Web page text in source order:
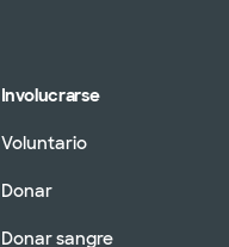
Involucrarse
Voluntario
Donar
Donar sangre